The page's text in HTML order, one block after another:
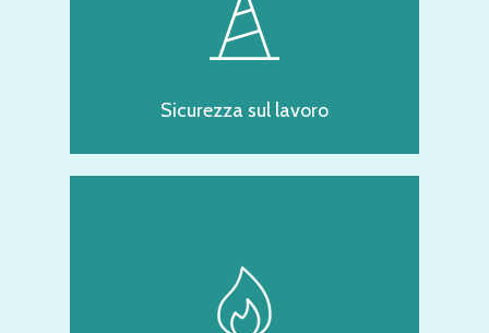
Sicurezza sul lavoro